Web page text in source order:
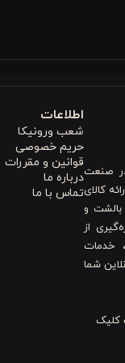
ضد حساسیتاست و با
خواب سالم و
و نرم باشد و در
می‌شوند.
در صنعت
کالای
بالشت و
از
خدمات
شما
کلیک
اطلاعات
شعب ورونیکا
حریم خصوصی
قوانین و مقررات
درباره ما
تماس با ما